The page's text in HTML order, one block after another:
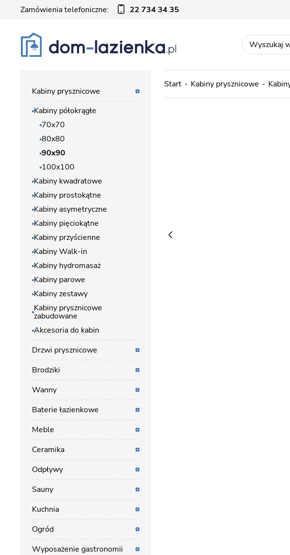
Zamówienia telefoniczne: 22 734 34 35
Start Kabiny prysznicowe
Kabiny prysznicowe
Kabiny półokrągłe
70x70
80x80
90x90
100x100
Kabiny kwadratowe
Kabiny prostokątne
Kabiny asymetryczne
Kabiny pięciokątne
Kabiny przyścienne
Kabiny Walk-in
Kabiny hydromasaż
Kabiny parowe
Kabiny zestawy
Kabiny prysznicowe
zabudowane
Akcesoria do kabin
Drzwi prysznicowe
Brodziki
Wanny
Baterie łazienkowe
Meble
Ceramika
Odpływy
Sauny
Kuchnia
Ogród
Wyposażenie gastronomii